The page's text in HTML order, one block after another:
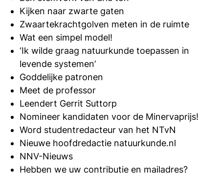
Kijken naar zwarte gaten
Zwaartekrachtgolven meten in de ruimte
Wat een simpel model!
‘Ik wilde graag natuurkunde toepassen in
levende systemen’
Goddelijke patronen
Meet de professor
Leendert Gerrit Suttorp
Nomineer kandidaten voor de Minervaprijs!
Word studentredacteur van het NTvN
Nieuwe hoofdredactie natuurkunde.nl
NNV-Nieuws
Hebben we uw contributie en mailadres?